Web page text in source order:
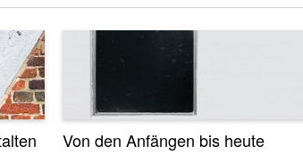
Von den Anfängen bis heute